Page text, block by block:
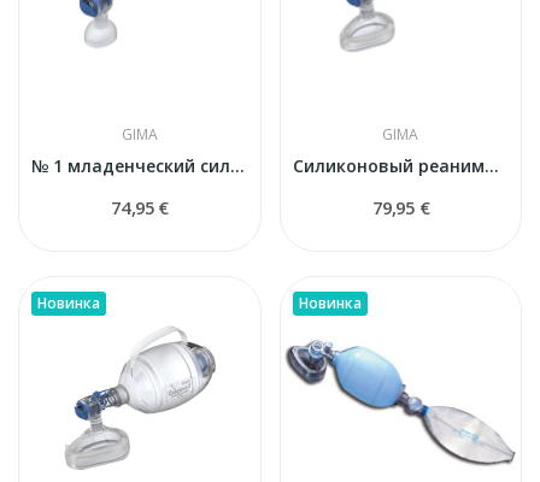
GIMA
№ 1 младенческий силиконовый реанимационный...
74,95 €
GIMA
Силиконовый реанимационный мешок GIMA 34261 с...
79,95 €
Новинка Новинка